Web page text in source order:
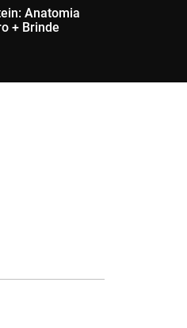
Anatomia
+ Brinde